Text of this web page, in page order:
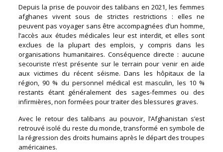
Depuis la prise de pouvoir des talibans en 2021, les femmes
afghanes vivent sous de strictes restrictions : elles ne
peuvent pas voyager sans être accompagnées d’un homme,
l’accès aux études médicales leur est interdit, et elles sont
exclues de la plupart des emplois, y compris dans les
organisations humanitaires. Conséquence directe : aucune
secouriste n’est présente sur le terrain pour venir en aide
aux victimes du récent séisme. Dans les hôpitaux de la
région, 90 % du personnel médical est masculin, les 10 %
restants étant généralement des sages-femmes ou des
infirmières, non formées pour traiter des blessures graves.
Avec le retour des talibans au pouvoir, l’Afghanistan s’est
retrouvé isolé du reste du monde, transformé en symbole de
la régression des droits humains après le départ des troupes
américaines.